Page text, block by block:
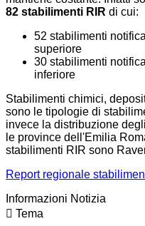
82 stabilimenti RIR di cui:
52 stabilimenti
superiore
30 stabilimenti
inferiore
Stabilimenti chimici,
sono le tipologie di
invece la distribuzione
le province dell'Emilia
stabilimenti RIR sono
Report regionale
Informazioni Notizia
Tema